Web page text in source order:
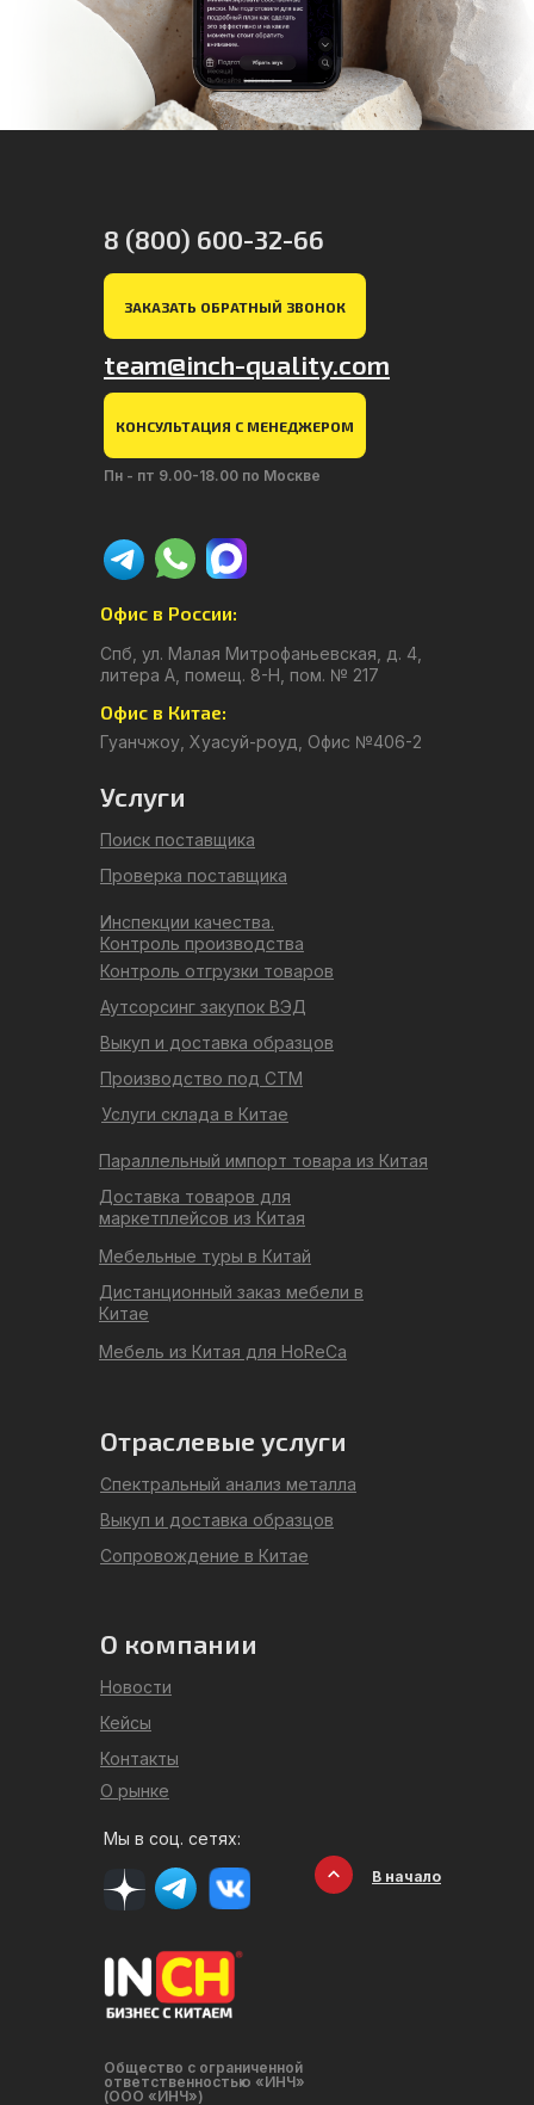
В начало
Гуанчжоу, Хуасуй-роуд, Офис №406-2
Офис в Китае:
Спб, ул. Малая Митрофаньевская, д. 4,
литера А, помещ. 8-Н, пом. № 217
Офис в России:
Контакты
Кейсы
Новости
О компании
Выкуп и доставка образцов
Сопровождение в Китае
Спектральный анализ металла
Отраслевые услуги
Мебель из Китая для HoReCa
Дистанционный заказ мебели в
Китае
Мебельные туры в Китай
Доставка товаров для
маркетплейсов из Китая
Параллельный импорт товара из Китая
Услуги склада в Китае
Производство под СТМ
Выкуп и доставка образцов
Аутсорсинг закупок ВЭД
Контроль отгрузки товаров
Инспекции качества.
Контроль производства
Проверка поставщика
Поиск поставщика
Услуги
О рынке
Общество с ограниченной
ответственностью «ИНЧ»
(ООО «ИНЧ»)
Мы в соц. сетях:
8 (800) 600-32-66
team@inch-quality.com
Пн - пт 9.00-18.00 по Москве
ЗАКАЗАТЬ ОБРАТНЫЙ ЗВОНОК
КОНСУЛЬТАЦИЯ С МЕНЕДЖЕРОМ